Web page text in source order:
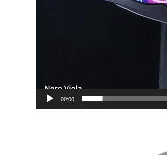
00:00